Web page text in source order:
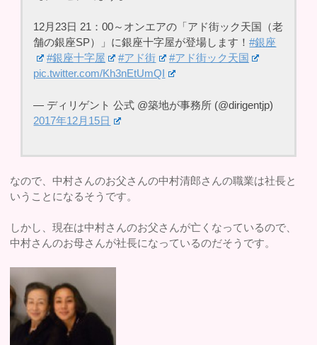
12月23日 21：00～オンエアの「アド街ック天国（老
舗の銀座SP）」に銀座十字屋が登場します！#銀座
#銀座十字屋
#アド街
#アド街ック天国
pic.twitter.com/Kh3nEtUmQI
— ディリゲント 公式 @築地が事務所 (@dirigentjp)
2017年12月15日
なので、中村さんのお父さんの中村清郎さんの職業は社長と
いうことになるそうです。
しかし、現在は中村さんのお父さんが亡くなっているので、
中村さんのお母さんが社長になっているのだそうです。